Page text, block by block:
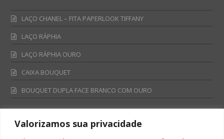
Valorizamos sua privacidade
LAÇO CHANEL – FITA PAPERLOOK TIFFANY
LAÇO RÁPHIA
LAÇO RÁPHIA OURO
CAIXA BOUQUET
BOUQUET DUPLA FACE BRANCO COM OURO
Fale Conosco